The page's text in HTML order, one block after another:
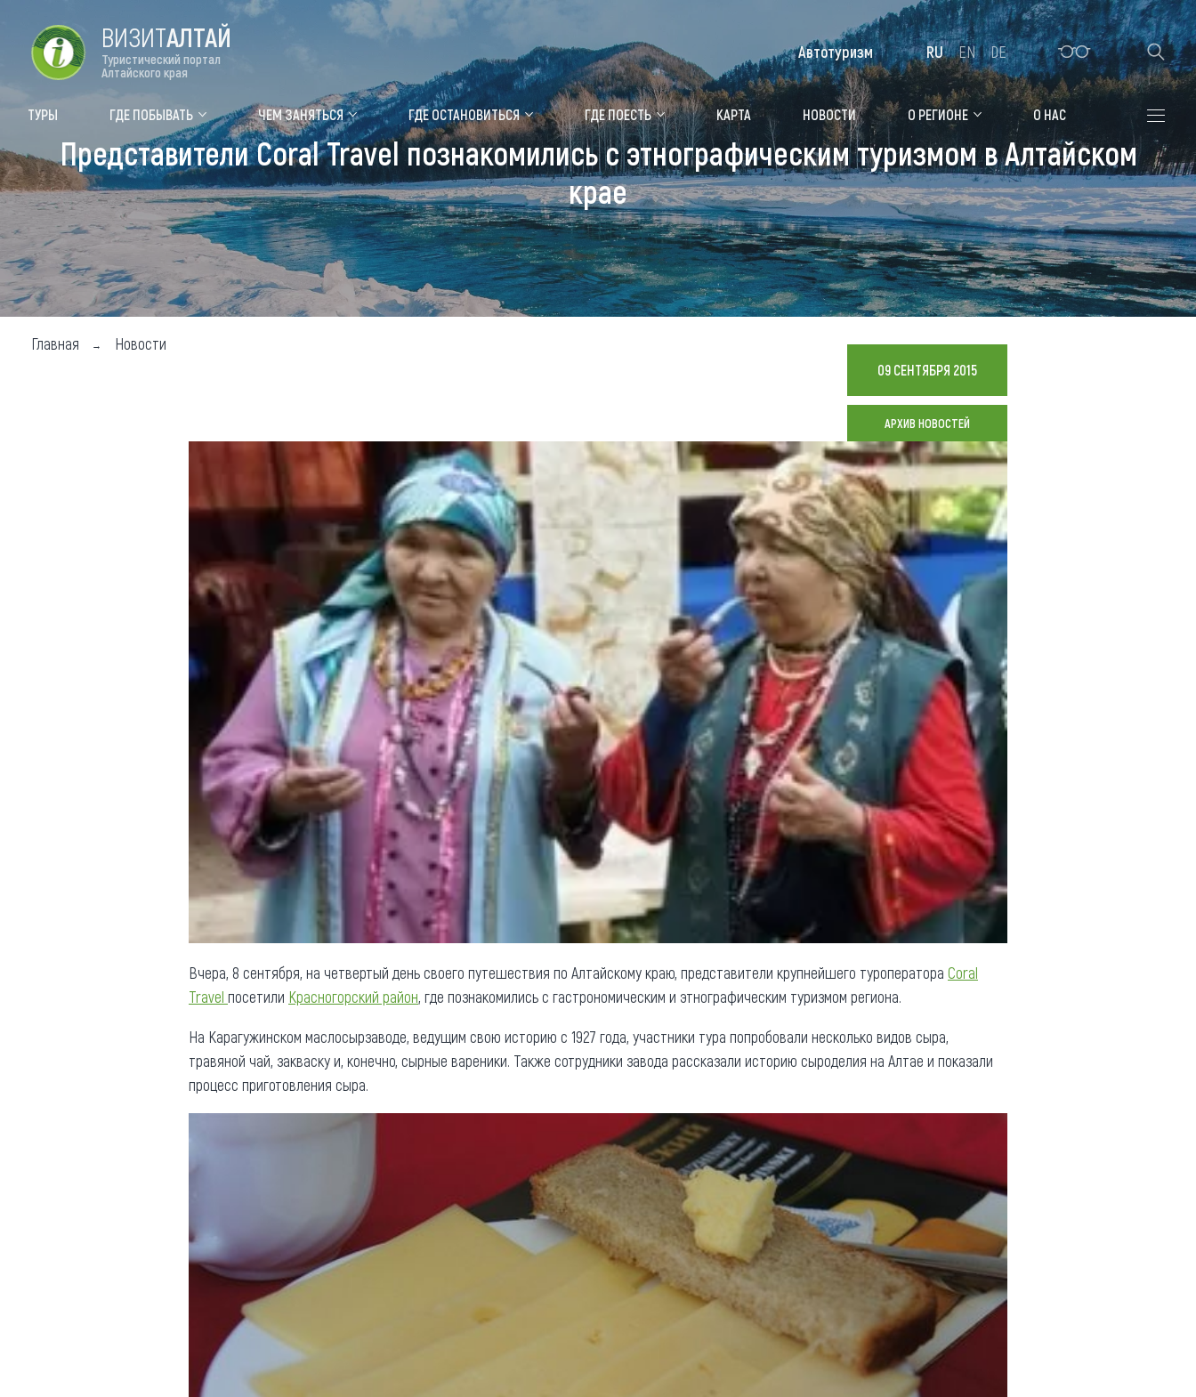
Форум VISIT ALTAI Цветение маральника Медицинский форум Алтайская зимовка
Туры Где побывать
Объекты природы
Объекты истории и культуры
Объекты развлечений
Топ туристических мест
Чем заняться
Календарь событий
Аудиогид
Мой маршрут
Где остановиться
Санатории
Гостиницы, отели
Коттеджи, базы
Сельские усадьбы
Мотели, придорожные отели
Новости
Что привезти (сувениры)
Общая информация
Как добраться
Люди, прославившие Алтай
Карты и буклеты
Коллекция впечатлений
Блог путешественника
Видеогалерея
Фотогалерея
Реестр туристических
агентств Алтайского края
Противодействие коррупции
ВИЗИТАЛТАЙ
Туристический портал
Алтайского края
ТУРЫ ГДЕ ПОБЫВАТЬ ЧЕМ ЗАНЯТЬСЯ ГДЕ ОСТАНОВИТЬСЯ ГДЕ ПОЕСТЬ КАРТА НОВОСТИ О РЕГИОНЕ О НАС
Автотуризм RU EN DE
Представители Coral Travel познакомились с этнографическим туризмом в Алтайском
крае
Главная Новости
09 СЕНТЯБРЯ 2015
АРХИВ НОВОСТЕЙ
Вчера, 8 сентября, на четвертый день своего путешествия по Алтайскому краю, представители крупнейшего туроператора Coral
Travel посетили Красногорский район, где познакомились с гастрономическим и этнографическим туризмом региона.
На Карагужинском маслосырзаводе, ведущим свою историю с 1927 года, участники тура попробовали несколько видов сыра,
травяной чай, закваску и, конечно, сырные вареники. Также сотрудники завода рассказали историю сыроделия на Алтае и показали
процесс приготовления сыра.